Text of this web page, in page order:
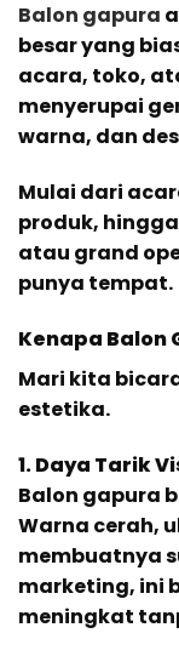
Balon gapura
besar yang
acara, toko,
menyerupai
warna, dan
Mulai dari
produk,
atau grand
punya tempat.
Kenapa Balon
Mari kita
estetika.
1. Daya Tarik
Balon gapura
Warna cerah,
membuatnya
marketing, ini
meningkat